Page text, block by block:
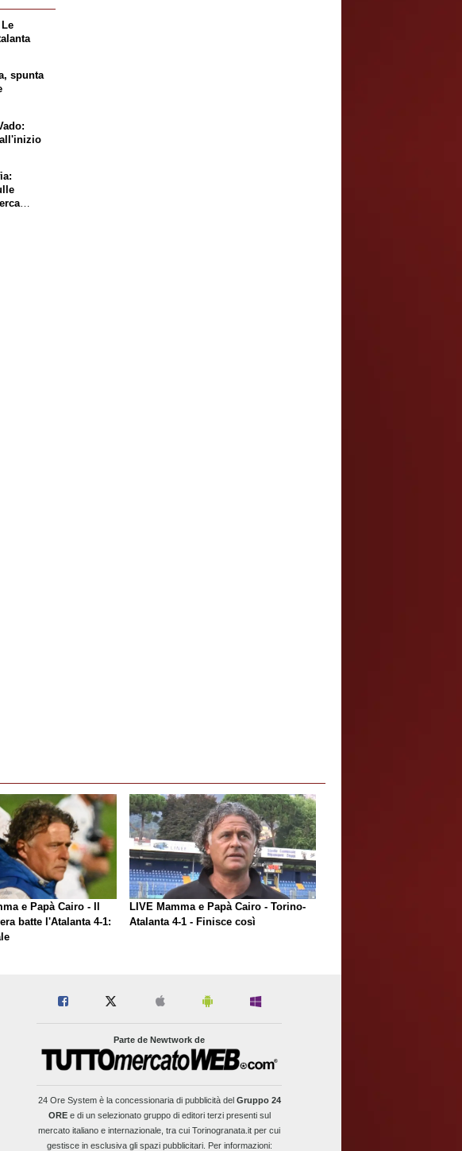
spunta
e Papà Cairo - Il
batte l'Atalanta 4-1:
LIVE Mamma e Papà Cairo - Torino-
Atalanta 4-1 - Finisce così
Parte de Newtwork de
24 Ore Systemè la concessionaria di pubblicità del Gruppo 24
OREe di un selezionato gruppo di editori terzi presenti sul
mercato italiano e internazionale, tra cui Torinogranata.it per cui
gestisce in esclusiva gli spazi pubblicitari. Per informazioni: